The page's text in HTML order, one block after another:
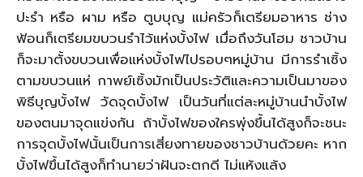
ปะรำ หรือ ผาม หรือ ตูบบุญ แม่ครัวก็เตรียมอาหาร ช่าง
ฟ้อนก็เตรียมขบวนรำไว้แห่งบั้งไฟ เมื่อถึงวันโฮม ชาวบ้าน
ก็จะมาตั้งขบวนเพื่อแห่งบั้งไฟไปรอบๆหมู่บ้าน มีการรำเซิ้ง
ตามขบวนแห่ กาพย์เซิ้งมักเป็นประวัติและความเป็นมาของ
พิธีบุญบั้งไฟ วัดจุดบั้งไฟ เป็นวันที่แต่ละหมู่บ้านนำบั้งไฟ
ของตนมาจุดแข่งกัน ถ้าบั้งไฟของใครพุ่งขึ้นได้สูงก็จะชนะ
การจุดบั้งไฟนั้นเป็นการเสี่ยงทายของชาวบ้านด้วยคะ หาก
บั้งไฟขึ้นได้สูงก็ทำนายว่าฝันจะตกดี ไม่แห้งแล้ง